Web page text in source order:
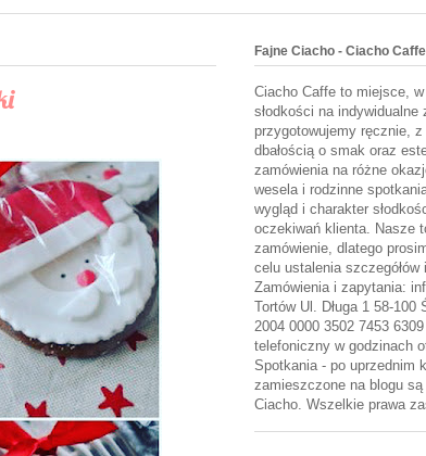
Fajne Ciacho - Ciacho Caffe
Ciacho Caffe to miejsce,
słodkości na
przygotowujemy ręcznie,
dbałością o smak oraz
zamówienia na różne
wesela i rodzinne
wygląd i charakter
oczekiwań klienta. Nasze
zamówienie, dlatego
celu ustalenia
Zamówienia i zapytania:
Tortów Ul. Długa 1 58-100
2004 0000 3502 7453
telefoniczny w godzinach
Spotkania - po uprzednim
zamieszczone na blogu są
Ciacho. Wszelkie prawa